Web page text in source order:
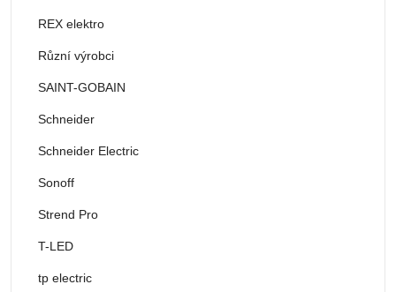
REX elektro
Různí výrobci
SAINT-GOBAIN
Schneider
Schneider Electric
Sonoff
Strend Pro
T-LED
tp electric